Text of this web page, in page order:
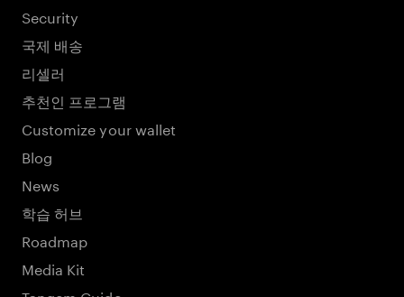
Security
국제 배송
리셀러
추천인 프로그램
Customize your wallet
Blog
News
학습 허브
Roadmap
Media Kit